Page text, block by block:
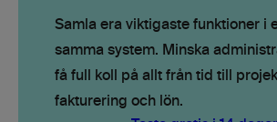
Samla era viktigaste funktioner i
samma system. Minska
få full koll på allt från tid till
fakturering och lön.